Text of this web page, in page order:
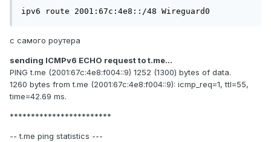
ipv6 route 2001:67c:4e8::/48 Wireguard0
с самого роутера
sending ICMPv6 ECHO request to t.me...
PING t.me (2001:67c:4e8:f004::9) 1252 (1300) bytes of data.
1260 bytes from t.me (2001:67c:4e8:f004::9): icmp_req=1, ttl=55,
time=42.69 ms.
************************
-- t.me ping statistics ---